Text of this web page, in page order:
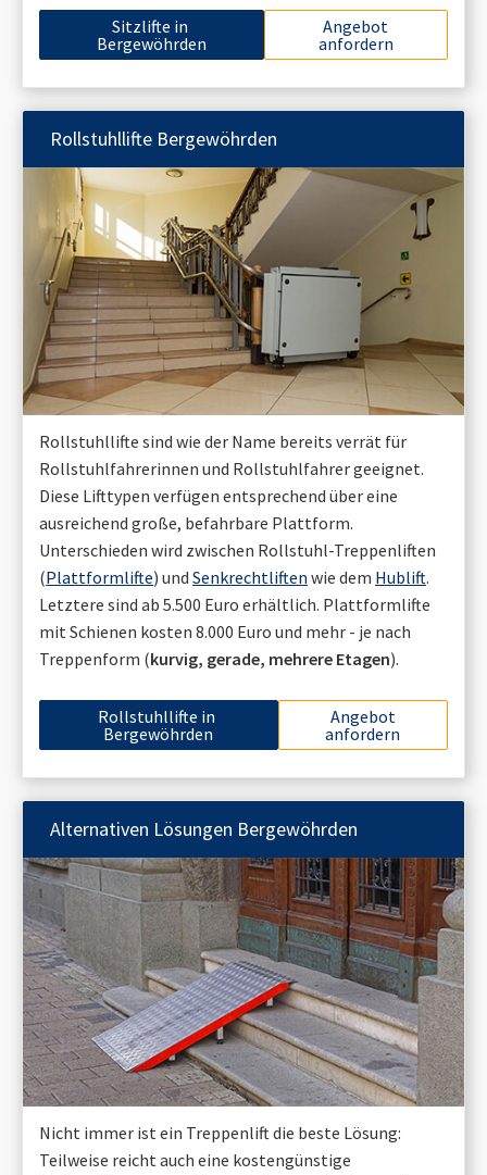
Sitzlifte in
Bergewöhrden
Angebot
anfordern
Rollstuhllifte Bergewöhrden
Rollstuhllifte sind wie der Name bereits verrät für
Rollstuhlfahrerinnen und Rollstuhlfahrer geeignet.
Diese Lifttypen verfügen entsprechend über eine
ausreichend große, befahrbare Plattform.
Unterschieden wird zwischen Rollstuhl-Treppenliften
(Plattformlifte) und Senkrechtliften wie dem Hublift.
Letztere sind ab 5.500 Euro erhältlich. Plattformlifte
mit Schienen kosten 8.000 Euro und mehr - je nach
Treppenform (kurvig, gerade, mehrere Etagen).
Rollstuhllifte in
Bergewöhrden
Angebot
anfordern
Alternativen Lösungen Bergewöhrden
Nicht immer ist ein Treppenlift die beste Lösung:
Teilweise reicht auch eine kostengünstige